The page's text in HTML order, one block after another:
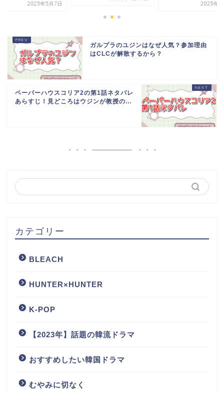
2025年5
ガルプラのユジンはなぜ人気？参加理由
はCLCが解散するから？
ペーパーハウスコリア2の第1話ネタバレ
あらすじ！見どころはウジンが教授の...
カテゴリー
BLEACH
HUNTER×HUNTER
K-POP
【2023年】話題の韓流ドラマ
おすすめしたい韓国ドラマ
むやみに切なく